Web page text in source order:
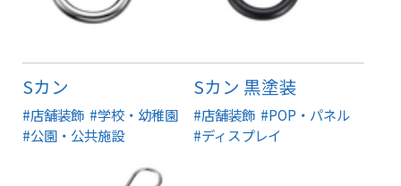
Sカン
#店舗装飾 #学校・幼稚園
#公園・公共施設
Sカン 黒塗装
#店舗装飾 #POP・パネル
#ディスプレイ